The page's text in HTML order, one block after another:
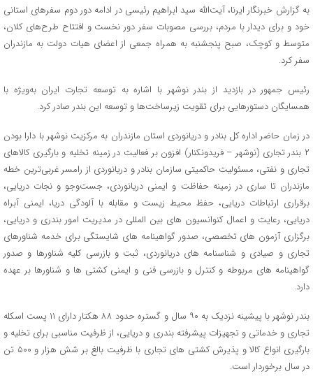
به گزارش خبرنگار ایرنا، آیت‌الله سید ابراهیم رئیسی در ادامه دور دوم سفرهای استانی
خود و برای دیدار با مردم، بررسی مصوبات سفر دور نخست و افتتاح طرح‌های کلان،
متوسط و کوچک، صبح پنجشنبه به همراه جمعی از اعضای هیات دولت به مازندران
سفر کرد.
رئیس جمهور در بازدید از بندر نوشهر با اشاره به توسعه تجارت ایران به‌ویژه با
همسایگان دستورهایی برای تقویت زیرساخت‌ها و توسعه این بندر صادر کرد.
در زمان حاضر اداره کل بنادر و دریانوردی استان مازندران به مرکزیت نوشهر با دارا بودن
۲ بندر تجاری (نوشهر – فریدونکنار) افزون بر فعالیت در زمینه تخلیه و بارگیری کالاهای
تجاری و نفتی، مسئولیت حاکمیتی سازمان بنادر و دریانوردی از رامسر غربی‌ترین خطه
مازندران تا ساری در زمینه حفاظت و ایمنی دریانوردی، جست‌وجو و نجات دریایی،
برقراری ارتباطات دریایی، حفظ محیط زیست و مقابله با آلودگی دریا، ایمنی آبراه
دریایی، رعایت و اعمال کنوانسیون های بین المللی در مدیریت امور بندری و دریایی،
برگزاری آزمون های تخصصی، صدور گواهینامه های شایستگی برای خدمه شناورهای
تجاری و صیادی و شناسنامه های دریانوردی، ثبت و بازرسی کلیه شناورها و صدور
گواهینامه های مربوطه و کنترل و بازرسی فنی و ایمنی کشتی ها و شناورها بر عهده
دارد.
بندر نوشهر با پیشینه نزدیک به ۹۰ سال و گستره حدود ۸۸ هکتار دارای ۱۱ پست اسکله
تجاری و خدماتی و تجهیزات پیشرفته بندری و دریایی، از ظرفیت مناسبی برای تخلیه و
بارگیری انواع کالا و پذیرش کشتی های تجاری با ظرفیت بالغ بر شش هزار و ۵۰۰ تن
در سال برخوردار است.